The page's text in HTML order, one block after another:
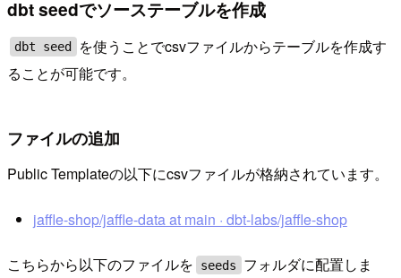
dbt seedでソーステーブルを作成
dbt seed
を使うことでcsvファイルからテーブルを作成す
ることが可能です。
ファイルの追加
Public Templateの以下にcsvファイルが格納されています。
jaffle-shop/jaffle-data at main · dbt-labs/jaffle-shop
こちらから以下のファイルを seeds フォルダに配置しま